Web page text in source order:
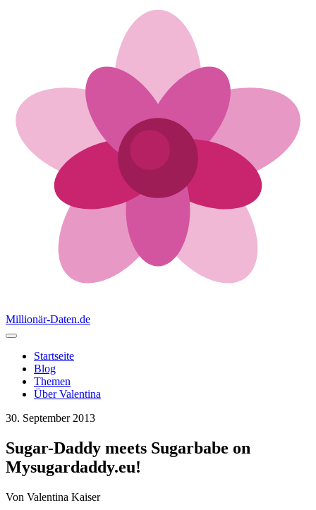
Millionär-Daten.de
Startseite
Blog
Themen
Über Valentina
30. September 2013
Sugar-Daddy meets Sugarbabe on
Mysugardaddy.eu!
Von Valentina Kaiser